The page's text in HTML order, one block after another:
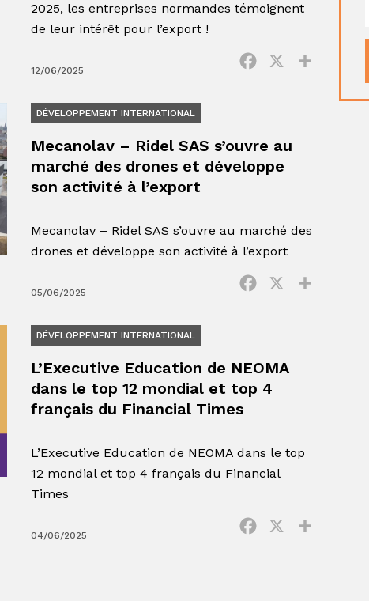
2025, les entreprises normandes témoignent
de leur intérêt pour l’export !
12/06/2025
Facebook
DÉVELOPPEMENT INTERNATIONAL
Mecanolav – Ridel SAS s’ouvre au
marché des drones et développe
son activité à l’export
Mecanolav – Ridel SAS s’ouvre au marché des
drones et développe son activité à l’export
05/06/2025
Facebook
DÉVELOPPEMENT INTERNATIONAL
L’Executive Education de NEOMA
dans le top 12 mondial et top 4
français du Financial Times
L’Executive Education de NEOMA dans le top
12 mondial et top 4 français du Financial
Times
04/06/2025
Facebook